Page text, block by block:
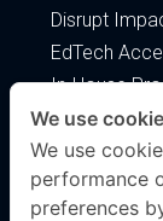
Disrupt
EdTech
In-House
About
About Us
We use
We use
performance
preferences